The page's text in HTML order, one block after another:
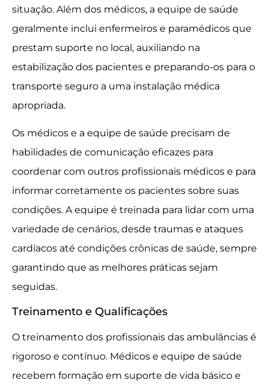
situação. Além dos médicos, a equipe de saúde
geralmente inclui enfermeiros e paramédicos que
prestam suporte no local, auxiliando na
estabilização dos pacientes e preparando-os para o
transporte seguro a uma instalação médica
apropriada.
Os médicos e a equipe de saúde precisam de
habilidades de comunicação eficazes para
coordenar com outros profissionais médicos e para
informar corretamente os pacientes sobre suas
condições. A equipe é treinada para lidar com uma
variedade de cenários, desde traumas e ataques
cardíacos até condições crônicas de saúde, sempre
garantindo que as melhores práticas sejam
seguidas.
Treinamento e Qualificações
O treinamento dos profissionais das ambulâncias é
rigoroso e contínuo. Médicos e equipe de saúde
recebem formação em suporte de vida básico e